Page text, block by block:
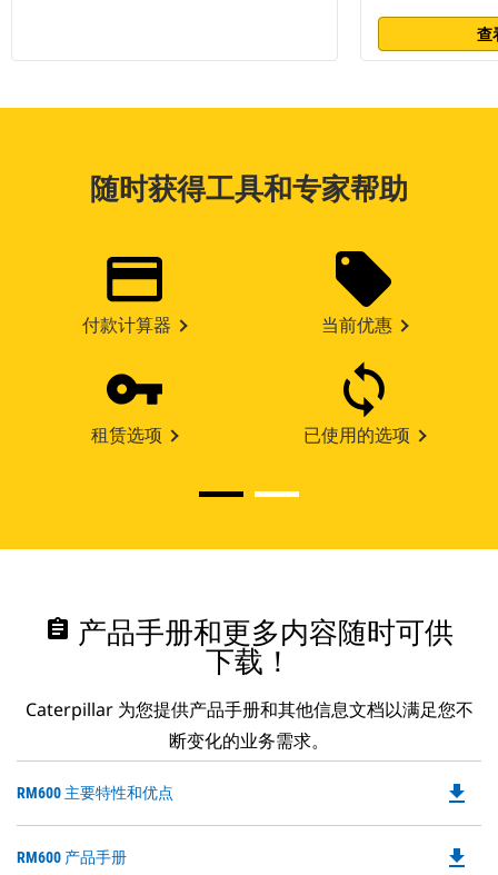
查
随时获得工具和专家帮助
付款计算器 当前优惠
租赁选项 已使用的选项
assignment 产品手册和更多内容随时可供
下载！
Caterpillar 为您提供产品手册和其他信息文档以满足您不
断变化的业务需求。
RM600 主要特性和优点 file_download
RM600 产品手册 file_download